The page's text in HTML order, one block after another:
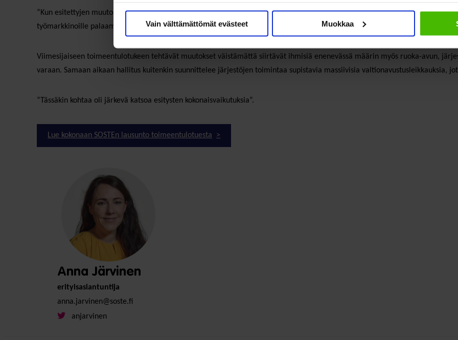
Vain välttämättömät evästeet Muokkaa
”Kun esitettyjen muutosten myötä toimeentulotukea saavien taloudellinen tilanne heikkenee ja ylivelkaantuminen ja häädöt
työmarkkinoille palaamisesta. Ulosottoon joutuminen on suurimpia kannustinloukkujen aiheuttajia”, muistuttaa Järvinen.
Viimesijaiseen toimeentulotukeen tehtävät muutokset väistämättä siirtävät ihmisiä enenevässä määrin myös ruoka-avun,
varaan. Samaan aikaan hallitus kuitenkin suunnittelee järjestöjen toimintaa supistavia massiivisia valtionavustusleikkauksia,
”Tässäkin kohtaa oli järkevä katsoa esitysten kokonaisvaikutuksia”.
Lue kokonaan SOSTEn lausunto toimeentulotuesta
Anna Järvinen
erityisasiantuntija
anna.jarvinen@soste.fi
anjarvinen